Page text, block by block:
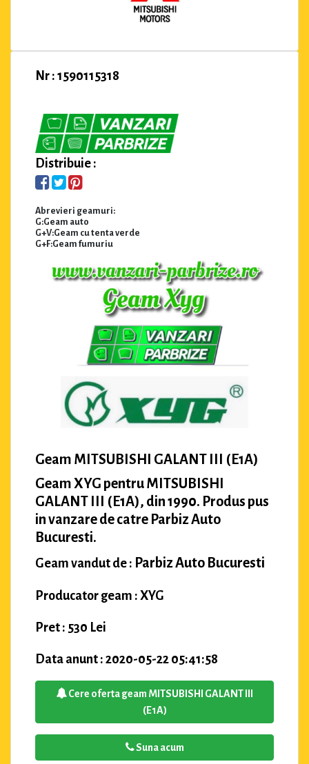
Nr : 1590115318
Distribuie :
Abrevieri geamuri:
G:Geam auto
G+V:Geam cu tenta verde
G+F:Geam fumuriu
Geam MITSUBISHI GALANT III (E1A)
Geam XYG pentru MITSUBISHI
GALANT III (E1A), din 1990. Produs pus
in vanzare de catre Parbiz Auto
Bucuresti.
Geam vandut de : Parbiz Auto Bucuresti
Producator geam : XYG
Pret : 530 Lei
Data anunt : 2020-05-22 05:41:58
Cere oferta geam MITSUBISHI GALANT III
(E1A)
Suna acum